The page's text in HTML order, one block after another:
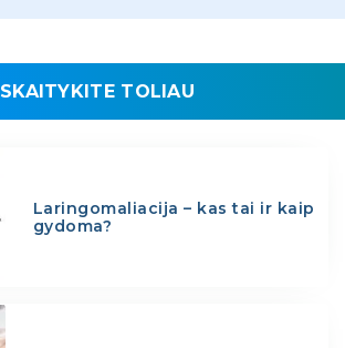
SKAITYKITE TOLIAU
Laringomaliacija – kas tai ir kaip
gydoma?